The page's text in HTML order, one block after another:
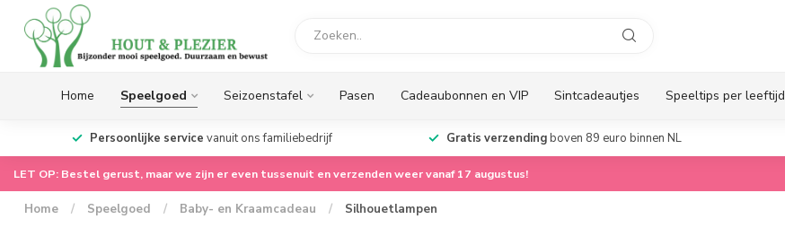
Home Speelgoed Seizoenstafel Pasen Cadeaubonnen en VIP Sintcadeautjes Speeltips per leeftijd
Persoonlijke service vanuit ons familiebedrijf Gratis verzendingboven 89 euro binnen NL
LET OP: Bestel gerust, maar we zijn er even tussenuit en verzenden weer vanaf 17 augustus!
Home / Speelgoed / Baby- en Kraamcadeau / Silhouetlampen